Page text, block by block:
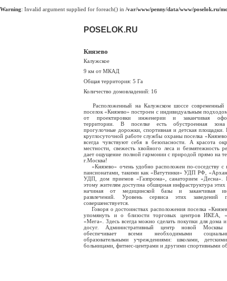
Warning: Invalid argument supplied for foreach() in /var/www/penny/data/www/poselok.ru/
POSELOK.RU
Князево
Калужское
9 км от МКАД
Общая территория: 5 Га
Количество домовладений: 16
Расположенный на Калужском шоссе современный
поселок «Князево» построен с индивидуальным
от проектировки инженерии и заканчивая
территории. В поселке есть обустроенная
прогулочные дорожки, спортивная и детская площадки.
круглосуточной работе службы охраны поселка
всегда чувствуют себя в безопасности. А красота
местности, свежесть хвойного леса и безмятежность
дает ощущение полной гармонии с природой прямо на
г.Москва!
«Князево» очень удобно расположен по-соседству с
пансионатами, такими как «Ватутинки» УДП РФ,
УДП, дом приемов «Газпрома», санаторием «Десна».
этому жителям доступна обширная инфраструктура этих
начиная от медицинской базы и заканчивая
развлечений. Уровень сервиса этих заведений
совершенствуется.
Говоря о достоинствах расположения поселка
упомянуть и о близости торговых центров ИКЕА,
«Мега». Здесь всегда можно сделать покупки для дома
досуг. Административный центр новой Москвы
обеспечивает всеми необходимыми
образовательными учреждениями: школами,
больницами, фитнес-центрами и другими спортивными